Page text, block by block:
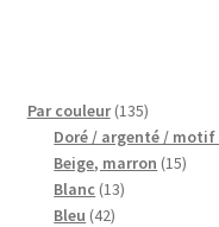
Par couleur 135135
produits
Doré / argenté /
Beige, marron 1515
Blanc 1313
Bleu 4242